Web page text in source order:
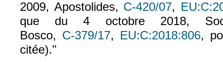
2009, Apostolides, C‑420/07 (le lien est
,
que du 4 octobre 2018,
Bosco, C‑379/17(le lien est externe)
, EU:C:2018:806 (le
,
citée)."